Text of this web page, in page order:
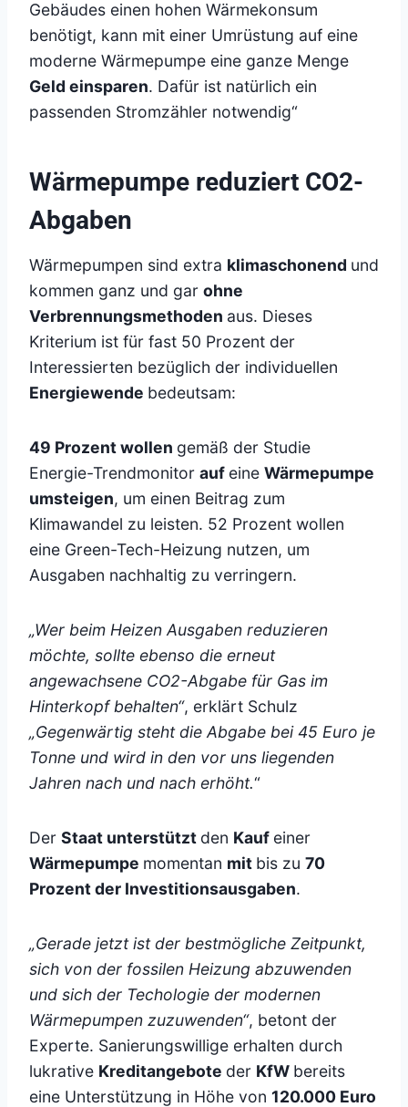
Gebäudes einen hohen Wärmekonsum
benötigt, kann mit einer Umrüstung auf eine
moderne Wärmepumpe eine ganze Menge
Geld einsparen. Dafür ist natürlich ein
passenden Stromzähler notwendig“
Wärmepumpe reduziert CO2-
Abgaben
Wärmepumpen sind extra klimaschonend und
kommen ganz und gar ohne
Verbrennungsmethoden aus. Dieses
Kriterium ist für fast 50 Prozent der
Interessierten bezüglich der individuellen
Energiewende bedeutsam:
49 Prozent wollen gemäß der Studie
Energie-Trendmonitor auf eine Wärmepumpe
umsteigen, um einen Beitrag zum
Klimawandel zu leisten. 52 Prozent wollen
eine Green-Tech-Heizung nutzen, um
Ausgaben nachhaltig zu verringern.
„Wer beim Heizen Ausgaben reduzieren
möchte, sollte ebenso die erneut
angewachsene CO2-Abgabe für Gas im
Hinterkopf behalten“, erklärt Schulz
„Gegenwärtig steht die Abgabe bei 45 Euro je
Tonne und wird in den vor uns liegenden
Jahren nach und nach erhöht.“
Der Staat unterstützt den Kauf einer
Wärmepumpe momentan mit bis zu 70
Prozent der Investitionsausgaben.
„Gerade jetzt ist der bestmögliche Zeitpunkt,
sich von der fossilen Heizung abzuwenden
und sich der Techologie der modernen
Wärmepumpen zuzuwenden“, betont der
Experte. Sanierungswillige erhalten durch
lukrative Kreditangebote der KfW bereits
eine Unterstützung in Höhe von 120.000 Euro